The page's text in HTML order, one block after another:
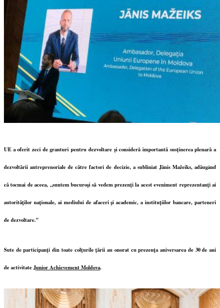
UE a oferit zeci de granturi pentru dezvoltare și consideră importantă susținerea plenară a
dezvoltării antreprenoriale de către factori de decizie, a subliniat Jānis Mažeiks, adăugând
că tocmai de aceea, „suntem bucuroși să vedem prezenți la acest eveniment reprezentanți ai
autorităților naționale, ai mediului de afaceri și academic, a instituțiilor bancare, parteneri
de dezvoltare.”
Sute de participanți din toate colțurile țării au onorat cu prezența aniversarea de 30 de ani
de activitateJunior Achievement Moldova.